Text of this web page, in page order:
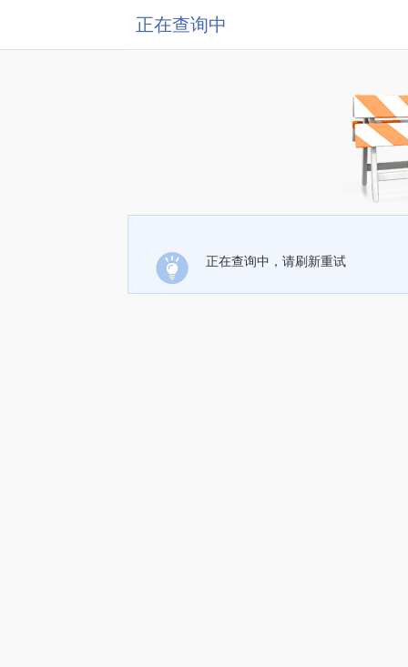
正在查询中
正在查询中，请刷新重试